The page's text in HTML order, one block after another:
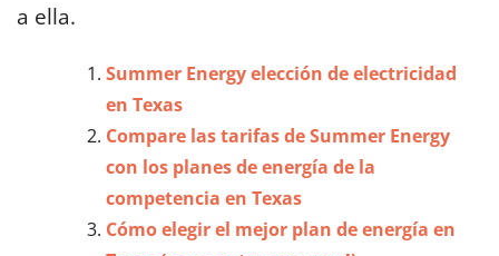
a ella.
Summer Energy elección de electricidad
en Texas
Compare las tarifas de Summer Energy
con los planes de energía de la
competencia en Texas
Cómo elegir el mejor plan de energía en